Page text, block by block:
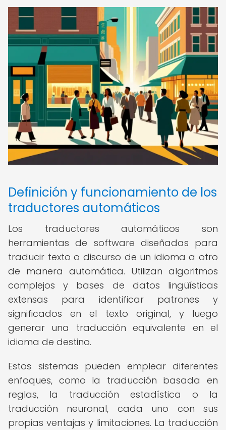
Definición y funcionamiento de los
traductores automáticos
Los traductores automáticos son
herramientas de software diseñadas para
traducir texto o discurso de un idioma a otro
de manera automática. Utilizan algoritmos
complejos y bases de datos lingüísticas
extensas para identificar patrones y
significados en el texto original, y luego
generar una traducción equivalente en el
idioma de destino.
Estos sistemas pueden emplear diferentes
enfoques, como la traducción basada en
reglas, la traducción estadística o la
traducción neuronal, cada uno con sus
propias ventajas y limitaciones. La traducción